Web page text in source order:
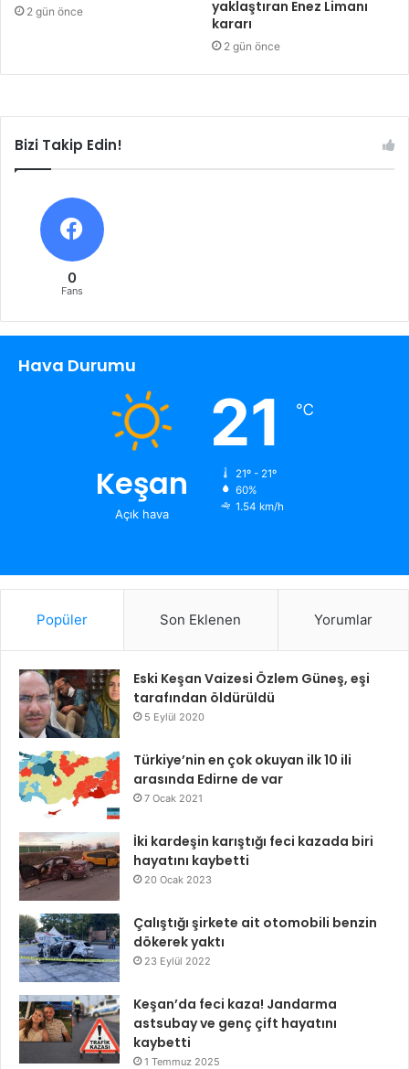
2 gün önce
yaklaştıran Enez Limanı
kararı
2 gün önce
Bizi Takip Edin!
0
Fans
Hava Durumu
Keşan
Açık hava
21 ℃
21º - 21º
60%
1.54 km/h
Popüler Son Eklenen Yorumlar
Eski Keşan Vaizesi Özlem Güneş, eşi
tarafından öldürüldü
5 Eylül 2020
Türkiye’nin en çok okuyan ilk 10 ili
arasında Edirne de var
7 Ocak 2021
İki kardeşin karıştığı feci kazada biri
hayatını kaybetti
20 Ocak 2023
Çalıştığı şirkete ait otomobili benzin
dökerek yaktı
23 Eylül 2022
Keşan’da feci kaza! Jandarma
astsubay ve genç çift hayatını
kaybetti
1 Temmuz 2025